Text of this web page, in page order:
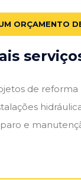
ORÇAMENTO
de reforma
e